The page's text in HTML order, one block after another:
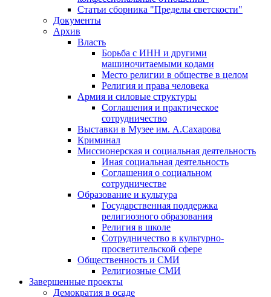
Статьи сборника "Пределы светскости"
Документы
Архив
Власть
Борьба с ИНН и другими
машиночитаемыми кодами
Место религии в обществе в целом
Религия и права человека
Армия и силовые структуры
Соглашения и практическое
сотрудничество
Выставки в Музее им. А.Сахарова
Криминал
Миссионерская и социальная деятельность
Иная социальная деятельность
Соглашения о социальном
сотрудничестве
Образование и культура
Государственная поддержка
религиозного образования
Религия в школе
Сотрудничество в культурно-
просветительской сфере
Общественность и СМИ
Религиозные СМИ
Завершенные проекты
Демократия в осаде